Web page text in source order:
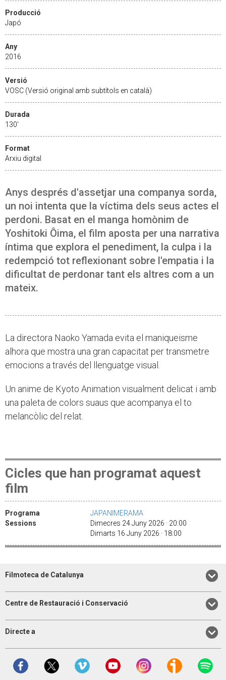
Producció
Japó
Any
2016
Versió
VOSC (Versió original amb subtítols en català)
Durada
130'
Format
Arxiu digital
Anys després d'assetjar una companya sorda,
un noi intenta que la víctima dels seus actes el
perdoni. Basat en el manga homònim de
Yoshitoki Ôima, el film aposta per una narrativa
íntima que explora el penediment, la culpa i la
redempció tot reflexionant sobre l'empatia i la
dificultat de perdonar tant els altres com a un
mateix.
La directora Naoko Yamada evita el maniqueisme
alhora que mostra una gran capacitat per transmetre
emocions a través del llenguatge visual.
Un anime de Kyoto Animation visualment delicat i amb
una paleta de colors suaus que acompanya el to
melancòlic del relat.
Cicles que han programat aquest
film
Programa
JAPANIMERAMA
Sessions
Dimecres 24 Juny 2026 · 20:00
Dimarts 16 Juny 2026 · 18:00
Filmoteca de Catalunya
Centre de Restauració i Conservació
Directe a